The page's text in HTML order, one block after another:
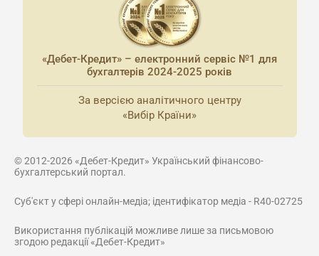
«Дебет-Кредит» – електронний сервіс №1 для
бухгалтерів 2024-2025 років
За версією аналітичного центру
«Вибір Країни»
© 2012-2026 «Дебет-Кредит» Український фінансово-
бухгалтерський портал.
Суб'єкт у сфері онлайн-медіа; ідентифікатор медіа - R40-02725
Використання публікацій можливе лише за письмовою
згодою редакції «Дебет-Кредит»